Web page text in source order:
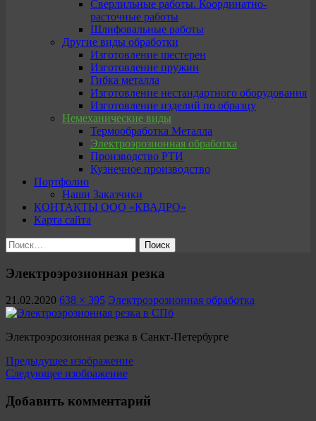
Сверлильные работы. Координатно-
расточные работы
Шлифовальные работы
Другие виды обработки
Изготовление шестерен
Изготовление пружин
Гибка металла
Изготовление нестандартного оборудования
Изготовление изделий по образцу
Немеханические виды
Термообработка Металла
Электроэрозионная обработка
Производство РТИ
Кузнечное производство
Портфолио
Наши Заказчики
КОНТАКТЫ ООО «КВАДРО»
Карта сайта
Найти:
Электроэрозионная резка
21.02.2020 638 × 395 Электроэрозионная обработка
Электроэрозионная резка в Санкт-Петербурге
Предыдущее изображение
Следующее изображение
Добавить комментарий